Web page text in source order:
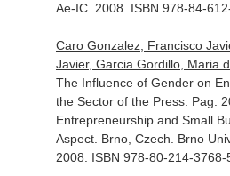
Ae-IC. 2008. ISBN 978-84-
Caro Gonzalez, Francisco
Javier, Garcia Gordillo, Maria
The Influence of Gender on
the Sector of the Press. Pag.
Entrepreneurship and Small
Aspect. Brno, Czech. Brno
2008. ISBN 978-80-214-3768-